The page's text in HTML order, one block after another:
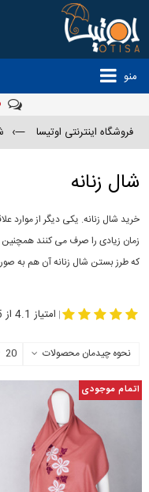
منو
فروشگاه اینترنتی اوتیسا —›
شال زنانه
خرید شال زنانه. یکی دیگر از موارد
زمان زیادی را صرف می کنند
که طرز بستن شال زنانه آن هم به
| امتیاز 4.1 از 5
نحوه چیدمان محصولات 20
اتمام موجودی